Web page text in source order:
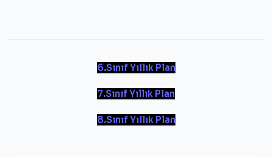
6.Sınıf Yıllık Plan
7.Sınıf Yıllık Plan
8.Sınıf Yıllık Plan